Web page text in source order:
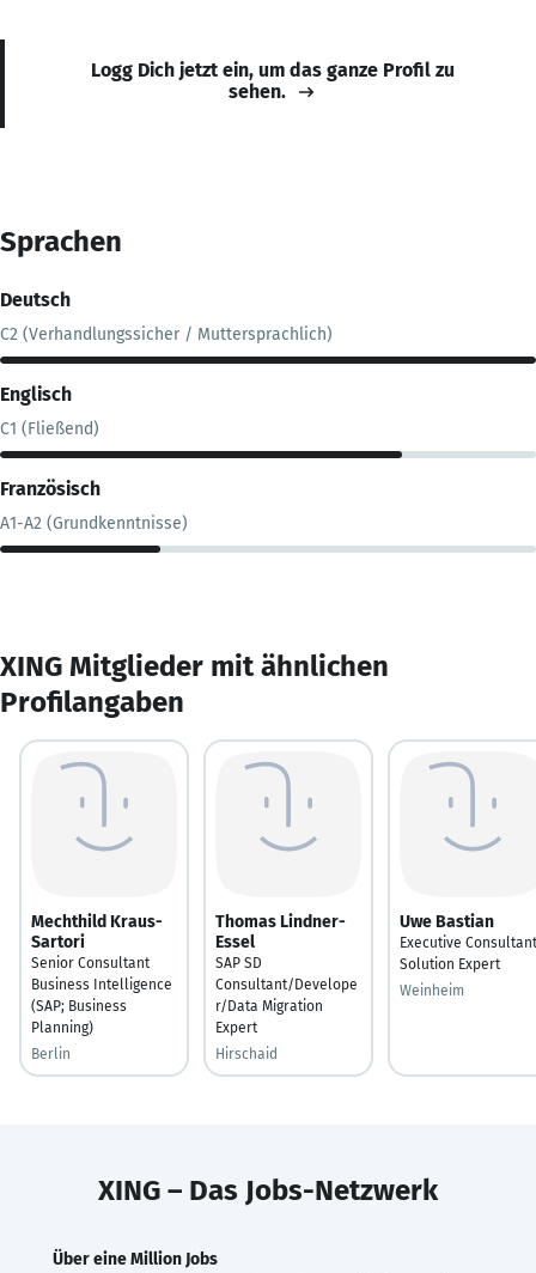
Logg Dich jetzt ein, um das ganze Profil zu
sehen.
Sprachen
Deutsch
C2 (Verhandlungssicher / Muttersprachlich)
Englisch
C1 (Fließend)
Französisch
A1-A2 (Grundkenntnisse)
XING Mitglieder mit ähnlichen
Profilangaben
Mechthild Kraus-
Sartori
Senior Consultant
Business Intelligence
(SAP; Business
Planning)
Berlin
Thomas Lindner-
Essel
SAP SD
Consultant/Develope
r/Data Migration
Expert
Hirschaid
Uwe Bastian
Executive
Solution Expert
Weinheim
XING – Das Jobs-Netzwerk
Über eine Million Jobs